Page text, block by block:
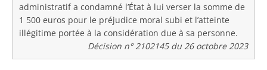
administratif a condamné l’État à lui verser la somme de
1 500 euros pour le préjudice moral subi et l’atteinte
illégitime portée à la considération due à sa personne.
Décision n° 2102145 du 26 octobre 2023